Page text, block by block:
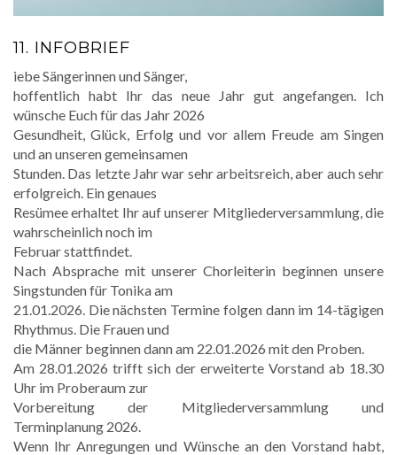
11. INFOBRIEF
iebe Sängerinnen und Sänger,
hoffentlich habt Ihr das neue Jahr gut angefangen. Ich
wünsche Euch für das Jahr 2026
Gesundheit, Glück, Erfolg und vor allem Freude am Singen
und an unseren gemeinsamen
Stunden. Das letzte Jahr war sehr arbeitsreich, aber auch sehr
erfolgreich. Ein genaues
Resümee erhaltet Ihr auf unserer Mitgliederversammlung, die
wahrscheinlich noch im
Februar stattfindet.
Nach Absprache mit unserer Chorleiterin beginnen unsere
Singstunden für Tonika am
21.01.2026. Die nächsten Termine folgen dann im 14-tägigen
Rhythmus. Die Frauen und
die Männer beginnen dann am 22.01.2026 mit den Proben.
Am 28.01.2026 trifft sich der erweiterte Vorstand ab 18.30
Uhr im Proberaum zur
Vorbereitung der Mitgliederversammlung und
Terminplanung 2026.
Wenn Ihr Anregungen und Wünsche an den Vorstand habt,